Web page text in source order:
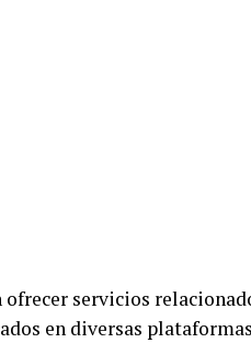
ofrecer servicios
en diversas